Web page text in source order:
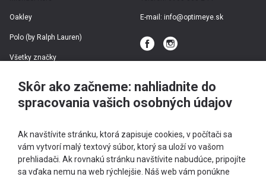
Oakley
Polo (by Ralph Lauren)
Všetky značky
E-mail: info@optimeye.sk
Skôr ako začneme: nahliadnite do
spracovania vašich osobných údajov
Ak navštívite stránku, ktorá zapisuje cookies, v počítači sa
vám vytvorí malý textový súbor, ktorý sa uloží vo vašom
prehliadači. Ak rovnakú stránku navštívite nabudúce, pripojíte
sa vďaka nemu na web rýchlejšie. Náš web vám ponúkne